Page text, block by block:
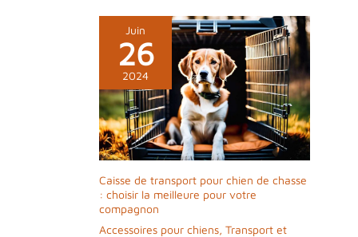
Juin
26
2024
Caisse de transport pour chien de chasse
: choisir la meilleure pour votre
compagnon
Accessoires pour chiens, Transport et